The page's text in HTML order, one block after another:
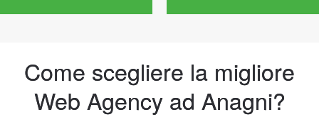
Come scegliere la migliore
Web Agency ad Anagni?